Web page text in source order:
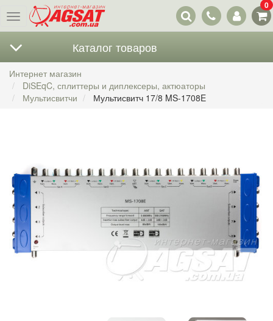
Меню
Наши
контакты
0
Каталог товаров
Интернет магазин
DiSEqC, сплиттеры и диплексеры, актюаторы
Мультисвитчи
Мультисвитч 17/8 MS-1708E